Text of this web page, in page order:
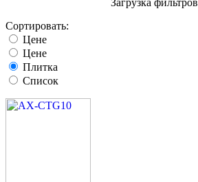
Сортировать:
Цене
Цене
Плитка
Список